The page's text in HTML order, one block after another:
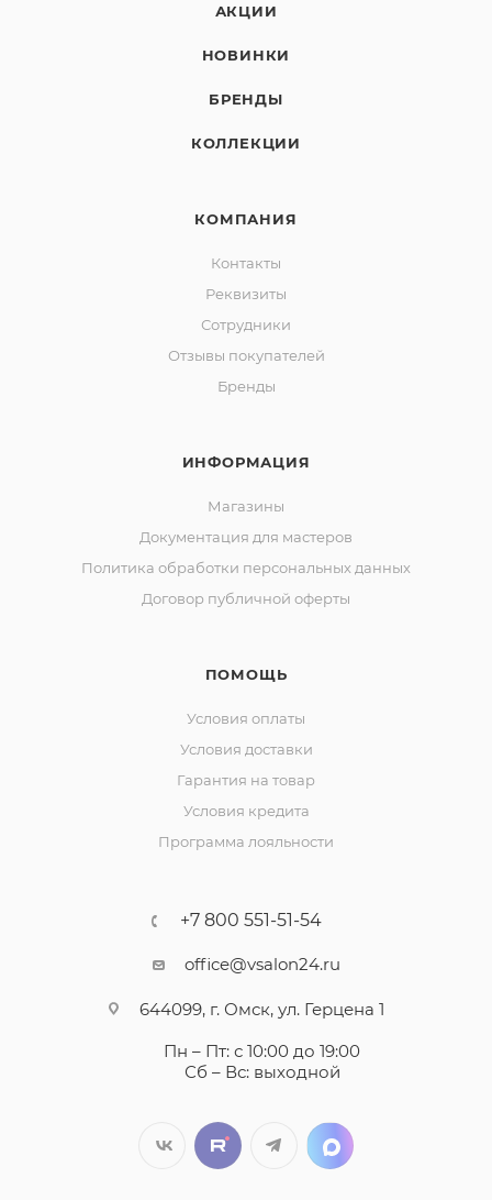
АКЦИИ
НОВИНКИ
БРЕНДЫ
КОЛЛЕКЦИИ
КОМПАНИЯ
Контакты
Реквизиты
Сотрудники
Отзывы покупателей
Бренды
ИНФОРМАЦИЯ
Магазины
Документация для мастеров
Политика обработки персональных данных
Договор публичной оферты
ПОМОЩЬ
Условия оплаты
Условия доставки
Гарантия на товар
Условия кредита
Программа лояльности
+7 800 551-51-54
office@vsalon24.ru
644099, г. Омск, ул. Герцена 1
Пн – Пт: с 10:00 до 19:00
Сб – Вс: выходной